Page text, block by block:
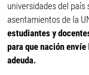
universidades del
asentamientos de la
estudiantes y
para que nación
adeuda.